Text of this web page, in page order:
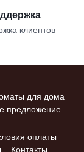
клиентов
для дома
предложение
оплаты
Контакты